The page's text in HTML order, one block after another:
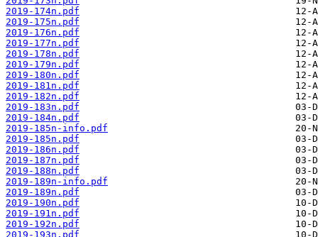
2019-174n.pdf
2019-175n.pdf
2019-176n.pdf
2019-177n.pdf
2019-178n.pdf
2019-179n.pdf
2019-180n.pdf
2019-181n.pdf
2019-182n.pdf
2019-183n.pdf
2019-184n.pdf
2019-185n-info.pdf
2019-185n.pdf
2019-186n.pdf
2019-187n.pdf
2019-188n.pdf
2019-189n-info.pdf
2019-189n.pdf
2019-190n.pdf
2019-191n.pdf
2019-192n.pdf
2019-193n.pdf